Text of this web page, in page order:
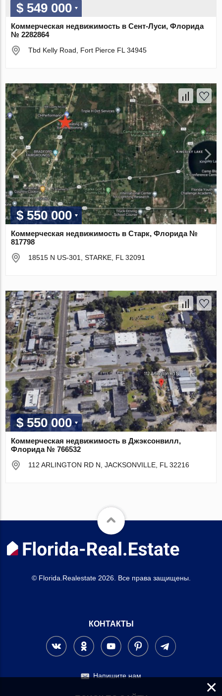
$ 549 000
Коммерческая недвижимость в Сент-Луси, Флорида
№ 2282864
Tbd Kelly Road, Fort Pierce FL 34945
$ 550 000
Коммерческая недвижимость в Старк, Флорида №
817798
18515 N US-301, STARKE, FL 32091
$ 550 000
Коммерческая недвижимость в Джэксонвилл,
Флорида № 766532
112 ARLINGTON RD N, JACKSONVILLE, FL 32216
© Florida.Realestate 2026. Все права защищены.
КОНТАКТЫ
Напишите нам
×